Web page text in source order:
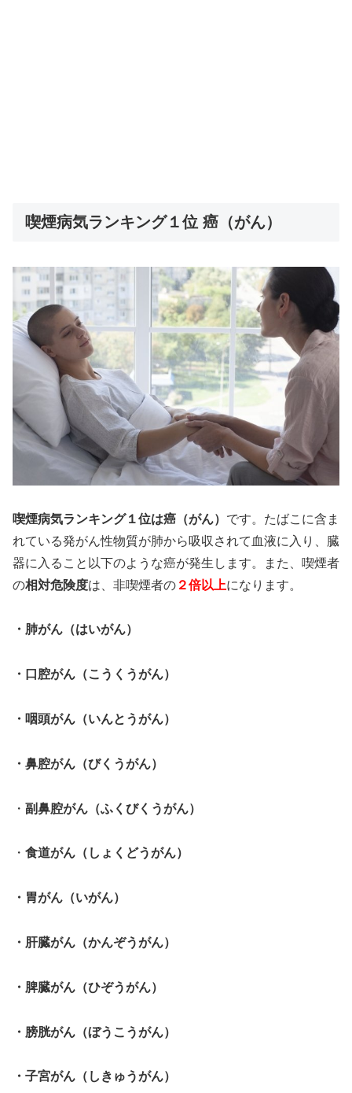
喫煙病気ランキング１位 癌（がん）
喫煙病気ランキング１位は癌（がん） です。たばこに含ま
れている発がん性物質が肺から吸収されて血液に入り、臓
器に入ること以下のような癌が発生します。また、喫煙者
の相対危険度は、非喫煙者の ２倍以上になります。
・肺がん（はいがん）
・口腔がん（こうくうがん）
・ 咽頭がん（いんとうがん）
・鼻腔がん（びくうがん）
・ 副鼻腔がん（ふくびくうがん）
・ 食道がん（しょくどうがん）
・ 胃がん（いがん）
・ 肝臓がん（かんぞうがん）
・ 脾臓がん（ひぞうがん）
・ 膀胱がん（ぼうこうがん）
・ 子宮がん（しきゅうがん）